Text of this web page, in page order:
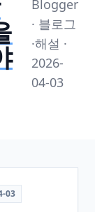
Blogger
· 블로그
·해설 ·
2026-
04-03
03